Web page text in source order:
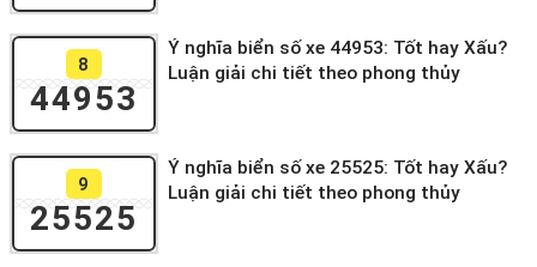
8
44953
Ý nghĩa biển số xe 44953: Tốt hay Xấu?
Luận giải chi tiết theo phong thủy
9
25525
Ý nghĩa biển số xe 25525: Tốt hay Xấu?
Luận giải chi tiết theo phong thủy